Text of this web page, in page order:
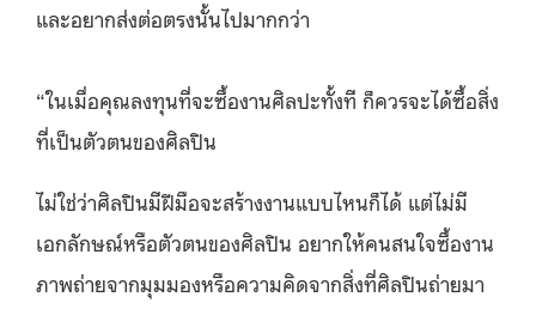
และอยากส่งต่อตรงนั้นไปมากกว่า
“ในเมื่อคุณลงทุนที่จะซื้องานศิลปะทั้งที ก็ควรจะได้ซื้อสิ่ง
ที่เป็นตัวตนของศิลปิน
ไม่ใช่ว่าศิลปินมีฝีมือจะสร้างงานแบบไหนก็ได้ แต่ไม่มี
เอกลักษณ์หรือตัวตนของศิลปิน อยากให้คนสนใจซื้องาน
ภาพถ่ายจากมุมมองหรือความคิดจากสิ่งที่ศิลปินถ่ายมา